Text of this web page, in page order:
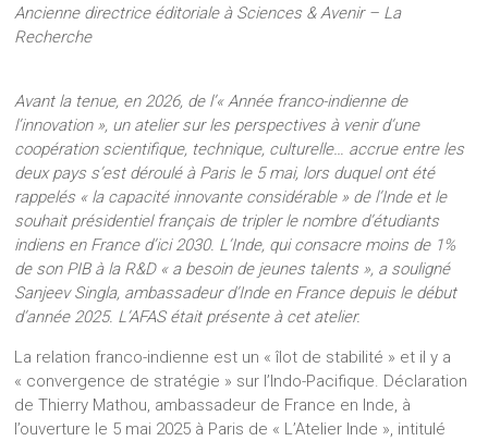
Ancienne directrice éditoriale à Sciences & Avenir – La
Recherche
Avant la tenue, en 2026, de l’« Année franco-indienne de
l’innovation », un atelier sur les perspectives à venir d’une
coopération scientifique, technique, culturelle… accrue entre les
deux pays s’est déroulé à Paris le 5 mai, lors duquel ont été
rappelés « la capacité innovante considérable » de l’Inde et le
souhait présidentiel français de tripler le nombre d’étudiants
indiens en France d’ici 2030. L’Inde, qui consacre moins de 1%
de son PIB à la R&D « a besoin de jeunes talents », a souligné
Sanjeev Singla, ambassadeur d’Inde en France depuis le début
d’année 2025. L’AFAS était présente à cet atelier.
La relation franco-indienne est un « îlot de stabilité » et il y a
« convergence de stratégie » sur l’Indo-Pacifique. Déclaration
de Thierry Mathou, ambassadeur de France en Inde, à
l’ouverture le 5 mai 2025 à Paris de « L’Atelier Inde », intitulé